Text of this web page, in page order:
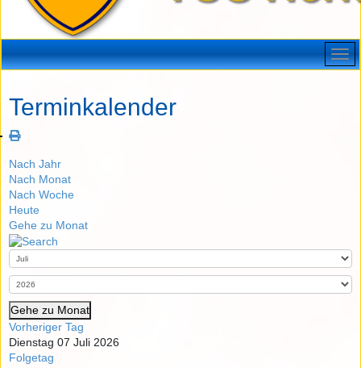
Terminkalender
Nach Jahr
Nach Monat
Nach Woche
Heute
Gehe zu Monat
Gehe zu Monat
Vorheriger Tag
Dienstag 07 Juli 2026
Folgetag